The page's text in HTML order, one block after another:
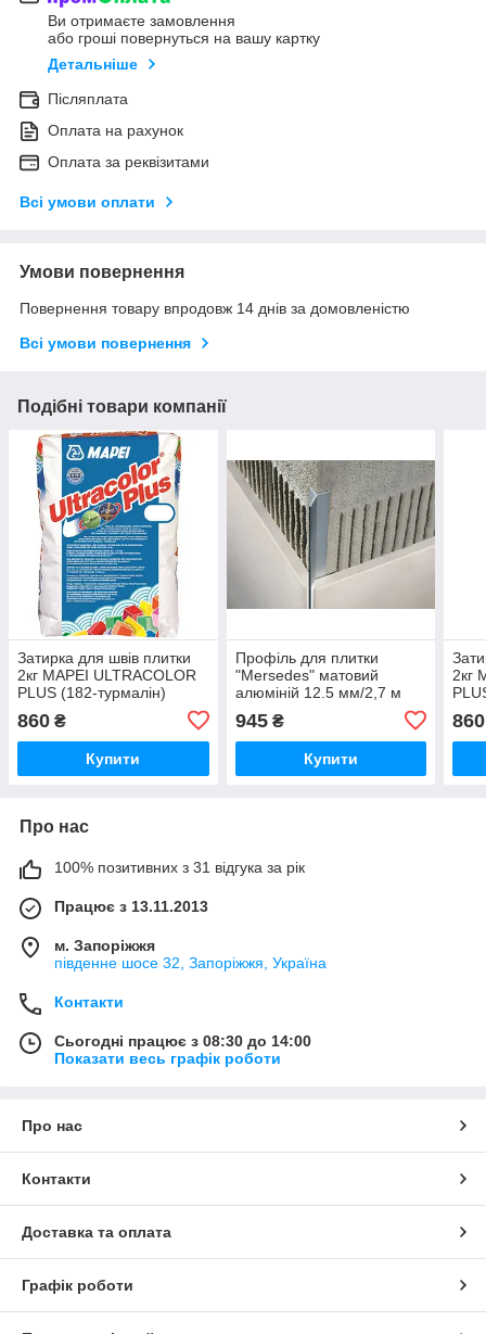
Ви отримаєте замовлення
або гроші повернуться на вашу картку
Детальніше
Післяплата
Оплата на рахунок
Оплата за реквізитами
Всі умови оплати
Умови повернення
Повернення товару впродовж 14 днів за домовленістю
Всі умови повернення
Подібні товари компанії
Затирка для швів плитки
2кг MAPEI ULTRACOLOR
PLUS (182-турмалін)
860 ₴
Купити
Профіль для плитки
"Mersedes" матовий
алюміній 12.5 мм/2,7 м
945₴
Купити
2кг
860
Про нас
100% позитивних з 31 відгука за рік
Працює з 13.11.2013
м. Запоріжжя
південне шосе 32, Запоріжжя, Україна
Контакти
Сьогодні працює з 08:30 до 14:00
Показати весь графік роботи
Про нас
Контакти
Доставка та оплата
Графік роботи